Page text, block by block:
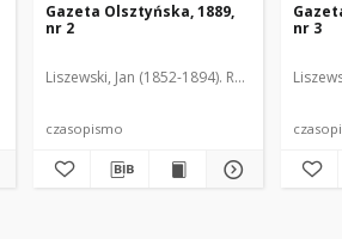
Gazeta Olsztyńska, 1889,
nr 2
Liszewski, Jan (1852-1894). Red.
czasopismo
nr 3